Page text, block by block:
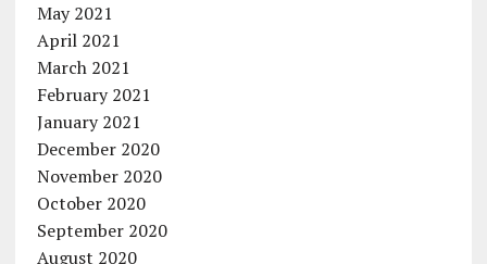
May 2021
April 2021
March 2021
February 2021
January 2021
December 2020
November 2020
October 2020
September 2020
August 2020